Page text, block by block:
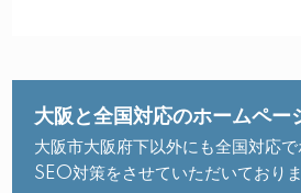
大阪と全国対応のホームペ
大阪市大阪府下以外にも全国対応
SEO対策をさせていただいておりま